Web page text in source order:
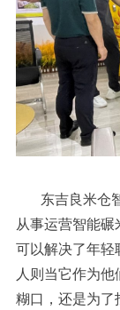
东吉良米仓智
从事运营智能碾
可以解决了年轻
人则当它作为
糊口，还是为了